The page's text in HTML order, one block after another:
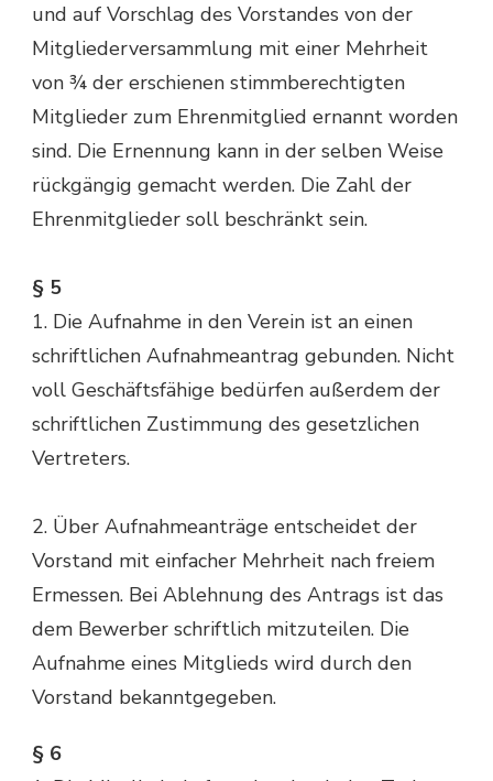
und auf Vorschlag des Vorstandes von der
Mitgliederversammlung mit einer Mehrheit
von ¾ der erschienen stimmberechtigten
Mitglieder zum Ehrenmitglied ernannt worden
sind. Die Ernennung kann in der selben Weise
rückgängig gemacht werden. Die Zahl der
Ehrenmitglieder soll beschränkt sein.
§ 5
1. Die Aufnahme in den Verein ist an einen
schriftlichen Aufnahmeantrag gebunden. Nicht
voll Geschäftsfähige bedürfen außerdem der
schriftlichen Zustimmung des gesetzlichen
Vertreters.
2. Über Aufnahmeanträge entscheidet der
Vorstand mit einfacher Mehrheit nach freiem
Ermessen. Bei Ablehnung des Antrags ist das
dem Bewerber schriftlich mitzuteilen. Die
Aufnahme eines Mitglieds wird durch den
Vorstand bekanntgegeben.
§ 6